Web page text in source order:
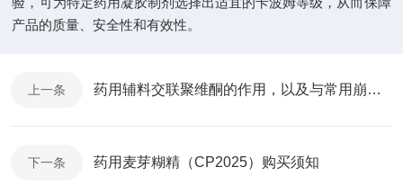
产品的质量、安全性和有效性。
上一条 药用辅料交联聚维酮的作用，以及与常用崩解剂的对比
下一条 药用麦芽糊精（CP2025）购买须知